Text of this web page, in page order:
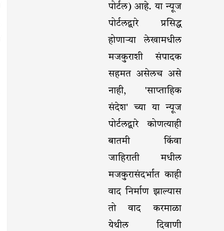
पोर्टल) आहे. या न्यूज
पोर्टलद्वारे प्रसिद्ध
होणाऱ्या लेखामधील
मजकुराशी संपादक
सहमत असेलच असे
नाही, 'साप्ताहिक
संदेश' च्या या न्यूज
पोर्टलद्वारे कोणत्याही
बातमी किंवा
जाहिराती मधील
मजकुरासंदर्भात काही
वाद निर्माण झाल्यास
तो वाद करमाळा
येथील दिवाणी